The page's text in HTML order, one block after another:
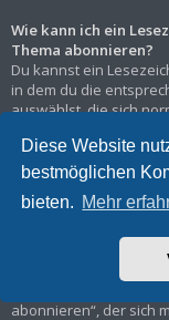
Diese Website
bestmöglichen
bieten. Mehr
Wie kann ich ein
Thema abonnieren?
Du kannst ein
in dem du die
auswählst, die sich
Wenn du bei der
benachrichtigen,
Wie kann ich ein
Um ein Forum zu
abonnieren“, der sich